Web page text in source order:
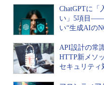
ChatGPTに「
い」5項目――
い“生成AIの
API設計の常
HTTP新メソ
セキュリティ